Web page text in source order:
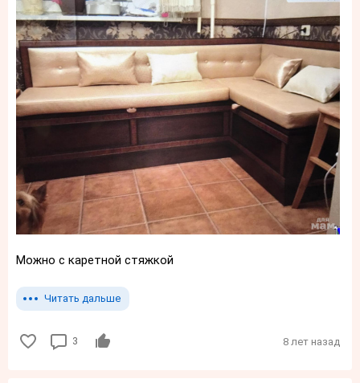
Можно с каретной стяжкой
Читать дальше
3 8 лет назад